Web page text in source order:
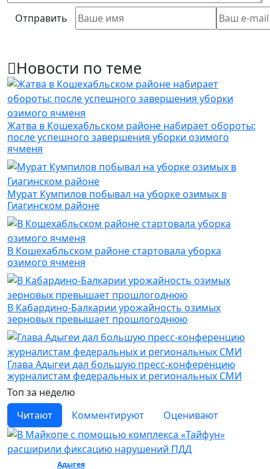
Отправить
Новости по теме
Жатва в Кошехабльском районе набирает обороты:
после успешного завершения уборки озимого
ячменя
Мурат Кумпилов побывал на уборке озимых в
Гиагинском районе
В Кошехабльском районе стартовала уборка
озимого ячменя
В Кабардино-Балкарии урожайность озимых
зерновых превышает прошлогоднюю
Глава Адыгеи дал большую пресс-конференцию
журналистам федеральных и региональных СМИ
Топ за неделю
Читают
Комментируют Оценивают
Адыгея/ Общество